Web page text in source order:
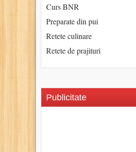
Curs BNR
Preparate din pui
Retete culinare
Retete de prajituri
Publicitate